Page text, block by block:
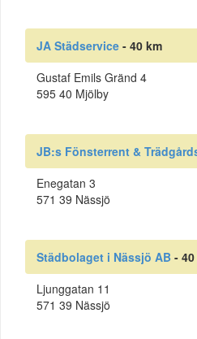
JA Städservice - 40 km
Gustaf Emils Gränd 4
595 40 Mjölby
JB:s Fönsterrent &
Enegatan 3
571 39 Nässjö
Städbolaget i Nässjö AB -
Ljunggatan 11
571 39 Nässjö